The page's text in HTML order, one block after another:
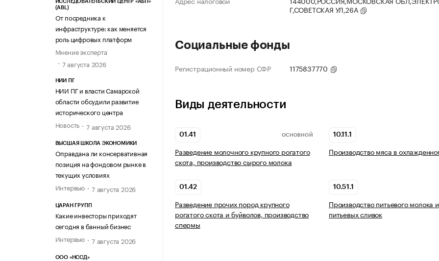
ИССЛЕДОВАТЕЛЬСКИЙ ЦЕНТР «АБП»
(ABL)
От посредника к
инфраструктуре: как меняется
роль цифровых платформ
Мнение эксперта
7 августа 2026
НИИ ПГ
НИИ ПГ и власти Самарской
области обсудили развитие
исторического центра
Новость
7 августа 2026
ВЫСШАЯ ШКОЛА ЭКОНОМИКИ
Оправдана ли консервативная
позиция на фондовом рынке в
текущих условиях
Интервью
7 августа 2026
ЦАРАН ГРУПП
Какие инвесторы приходят
сегодня в банный бизнес
Интервью
7 августа 2026
ООО «НССД»
Г,СОВЕТСКАЯ УЛ,26А
Социальные фонды
Регистрационный номер СФР 1175837770
Виды деятельности
01.41 ОСНОВНОЙ
Разведение молочного крупного рогатого
скота, производство сырого молока
10.11.1
Производство мяса в
01.42
Разведение прочих пород крупного
рогатого скота и буйволов, производство
спермы
10.51.1
Производство питьевого молока и
питьевых сливок